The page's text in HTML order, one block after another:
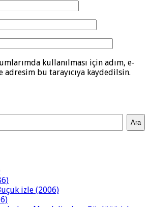
kullanılması için adım, e-
adresim bu tarayıcıya kaydedilsin.
Ara
izle (2006)